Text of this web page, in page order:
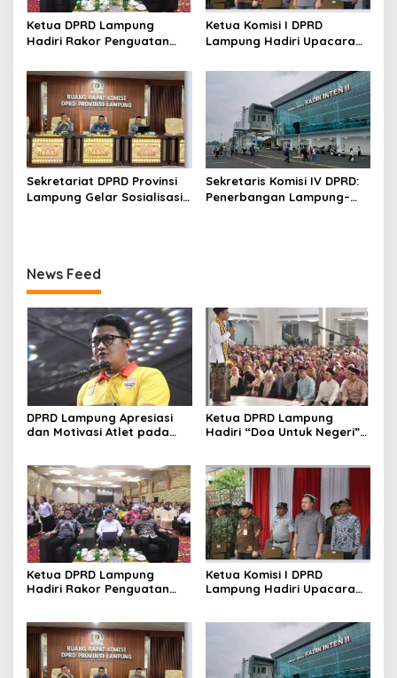
Ketua DPRD Lampung
Hadiri Rakor Penguatan
Gratis
Ketua Komisi I DPRD
Lampung Hadiri Upacara
Yustisi Polisi Militer TNI TA
Sekretariat DPRD Provinsi
Lampung Gelar Sosialisasi
Sekretaris Komisi IV DPRD:
Penerbangan Lampung–
News Feed
DPRD Lampung Apresiasi
dan Motivasi Atlet pada
Ketua DPRD Lampung
Hadiri “Doa Untuk Negeri”
Ketua DPRD Lampung
Hadiri Rakor Penguatan
Ketua Komisi I DPRD
Lampung Hadiri Upacara